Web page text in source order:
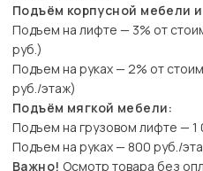
Подъём корпусной мебели и
Подъем на лифте — 3% от
руб.)
Подъем на руках — 2% от
руб./этаж)
Подъём мягкой мебели:
Подъем на грузовом лифте — 1
Подъем на руках — 800 руб./
Важно! Осмотр товара без